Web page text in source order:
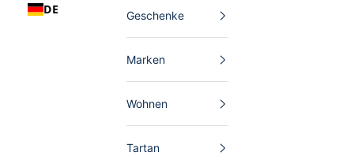
DE Geschenke
Marken
Wohnen
Tartan